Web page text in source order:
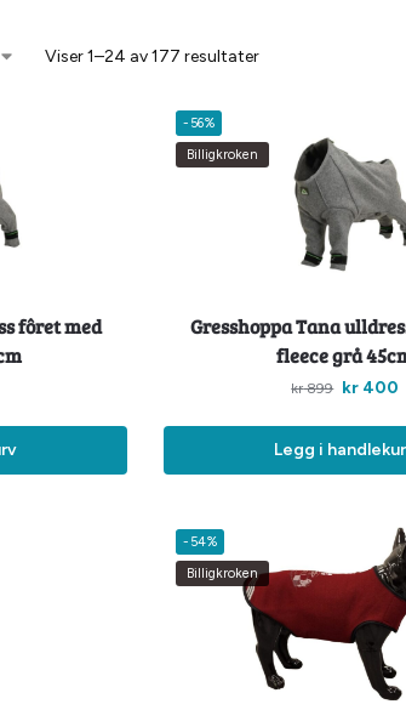
Viser 1–24 av 177 resultater
fôret med
-56%
Billigkroken
Gresshoppa Tana
fleece grå
kr899 kr 400
Legg i
-54%
Billigkroken